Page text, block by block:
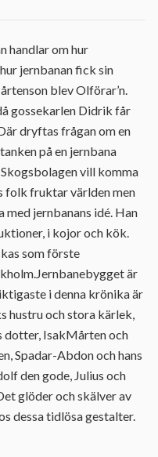
handlar om hur
jernbanan fick sin
blev Olförar’n.
gossekarlen Didrik får
dryftas frågan om en
på en jernbana
vill komma
folk fruktar världen men
jernbanans idé. Han
i kojor och kök.
som förste
är
i denna krönika är
hustru och stora kärlek,
dotter, IsakMårten och
Spadar-Abdon och hans
den gode, Julius och
glöder och skälver av
dessa tidlösa gestalter.